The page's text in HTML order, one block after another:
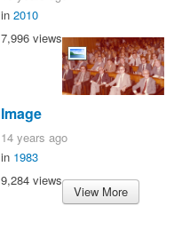
in 2010
7,996 views
Image
14 years ago
in 1983
9,284 views
View More